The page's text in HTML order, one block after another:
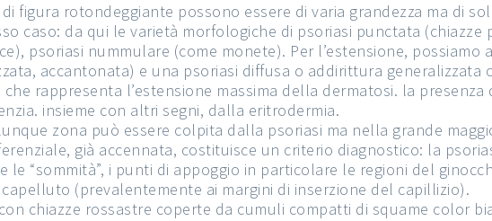
figura rotondeggiante possono essere di varia grandezza ma di
caso: da qui le varietà morfologiche di psoriasi punctata (chiazze
psoriasi nummulare (come monete). Per l’estensione, possiamo
accantonata) e una psoriasi diffusa o addirittura generalizzata
rappresenta l’estensione massima della dermatosi. la presenza
insieme con altri segni, dalla eritrodermia.
zona può essere colpita dalla psoriasi ma nella grande
già accennata, costituisce un criterio diagnostico: la
le “sommità”, i punti di appoggio in particolare le regioni del
(prevalentemente ai margini di inserzione del capillizio).
chiazze rossastre coperte da cumuli compatti di squame color